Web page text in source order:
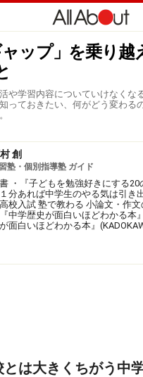
ャップ」を乗り
や学習内容についていけなくな
っておきたい、何がどう変わる
創
塾・個別指導塾 ガイド
・『子どもを勉強好きにする20
１分あれば中学生のやる気は引き
高校入試 塾で教わる 小論文・作
『中学歴史が面白いほどわかる本
面白いほどわかる本』
とは大きくちがう中